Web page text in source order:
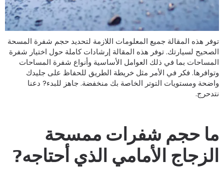
هذه المقالة جميع المعلومات اللازمة لتحديد حجم شفرة المسحة
لسيارتك. توفر هذه المقالة إرشادات كاملة حول اختيار شفرة
بما في ذلك العوامل الأساسية وأنواع شفرة المساحات
فكر في الأمر مثل خريطة الطريق للحفاظ على جليدك
ومستويات التوتر الخاصة بك منخفضة. جاهز للبدء? دعنا
حجم شفرات ممسحة
الأمامي الذي أحتاجه?